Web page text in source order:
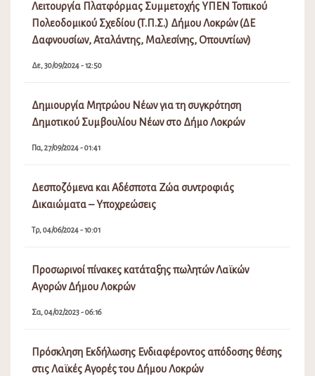
Λειτουργία Πλατφόρμας Συμμετοχής ΥΠΕΝ Τοπικού
Πολεοδομικού Σχεδίου (Τ.Π.Σ.) Δήμου Λοκρών (ΔΕ
Δαφνουσίων, Αταλάντης, Μαλεσίνης, Οπουντίων)
Δε, 30/09/2024 - 12:50
Δημιουργία Μητρώου Νέων για τη συγκρότηση
Δημοτικού Συμβουλίου Νέων στο Δήμο Λοκρών
Πα, 27/09/2024 - 01:41
Δεσποζόμενα και Αδέσποτα Ζώα συντροφιάς
Δικαιώματα – Υποχρεώσεις
Τρ, 04/06/2024 - 10:01
Προσωρινοί πίνακες κατάταξης πωλητών Λαϊκών
Αγορών Δήμου Λοκρών
Σα, 04/02/2023 - 06:16
Πρόσκληση Εκδήλωσης Ενδιαφέροντος απόδοσης θέσης
στις Λαϊκές Αγορές του Δήμου Λοκρών